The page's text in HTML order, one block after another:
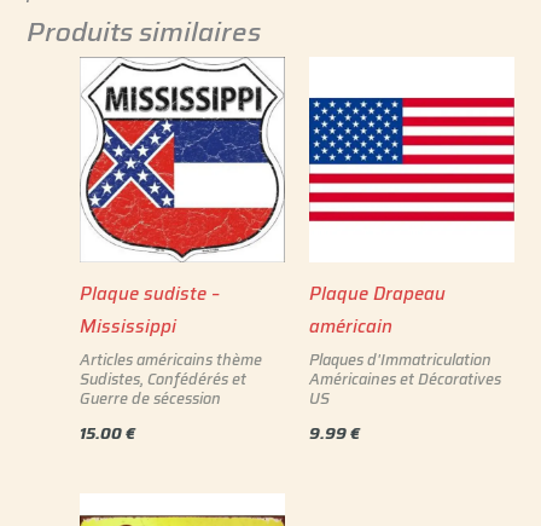
Produits similaires
Plaque sudiste –
Mississippi
Articles américains thème
Sudistes, Confédérés et
Guerre de sécession
15.00€
Plaque Drapeau
américain
Plaques d'Immatriculation
Américaines et Décoratives
US
9.99€